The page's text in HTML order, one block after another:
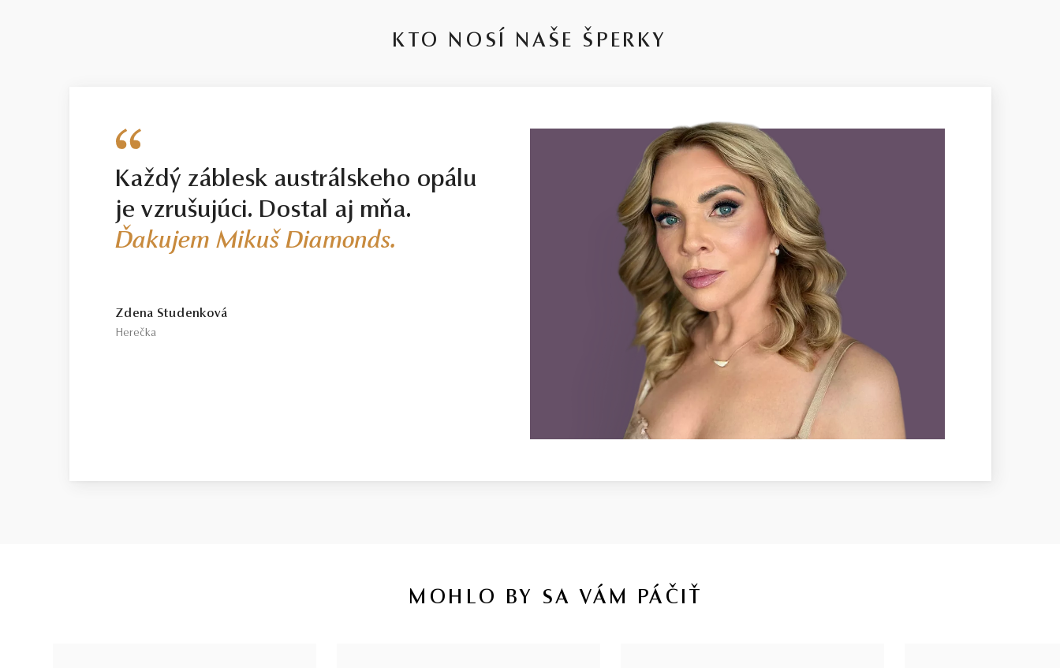
KTO NOSÍ NAŠE ŠPERKY
Každý záblesk austrálskeho opálu
je vzrušujúci. Dostal aj mňa.
Ďakujem Mikuš Diamonds.
Zdena Studenková
Herečka
MOHLO BY SA VÁM PÁČIŤ